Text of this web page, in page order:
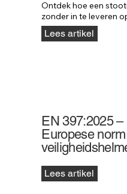
Ontdek hoe een
zonder in te leveren
professionals in
voor deze slimme
Lees artikel
EN 397:2025
Europese
Lees artikel